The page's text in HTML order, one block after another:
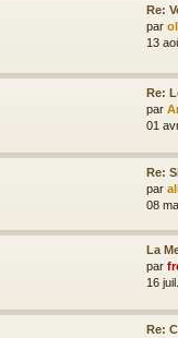
Re:
par
13
Re:
par
01
Re:
par
08
La
par
16
Re: